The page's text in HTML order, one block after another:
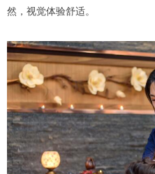
然，视觉体验舒适。